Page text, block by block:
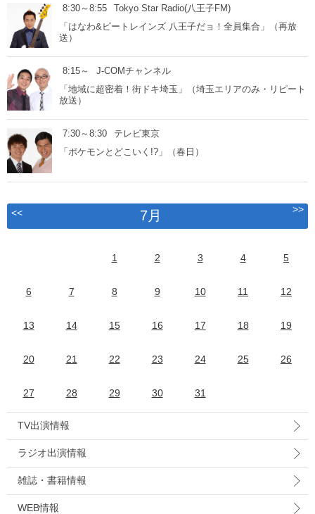
8:30～8:55
Tokyo Star Radio(八王子FM)
「はなわ&ビートレインズ 八王子だョ！全員集合」（再放
送）
8:15～
J-COMチャンネル
「地域に超密着！街ドキ埼玉」（埼玉エリアのみ・リピート
放送）
7:30～8:30
テレビ東京
「ポケモンとどこいく!?」（春日）
<< 7月 >>
1 2 3 4 5
6 7 8 9 10 11 12
13 14 15 16 17 18 19
20 21 22 23 24 25 26
27 28 29 30 31
TV出演情報
ラジオ出演情報
雑誌・書籍情報
WEB情報